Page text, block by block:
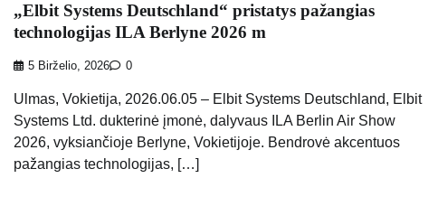
„Elbit Systems Deutschland“ pristatys pažangias
technologijas ILA Berlyne 2026 m
5 Birželio, 2026 0
Ulmas, Vokietija, 2026.06.05 – Elbit Systems Deutschland, Elbit
Systems Ltd. dukterinė įmonė, dalyvaus ILA Berlin Air Show
2026, vyksiančioje Berlyne, Vokietijoje. Bendrovė akcentuos
pažangias technologijas, […]